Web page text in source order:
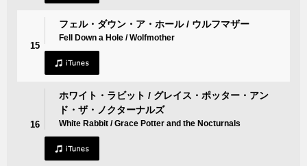
15
フェル・ダウン・ア・ホール / ウルフマザー
Fell Down a Hole / Wolfmother
16
ホワイト・ラビット / グレイス・ポッター・アン
ド・ザ・ノクターナルズ
White Rabbit / Grace Potter and the Nocturnals